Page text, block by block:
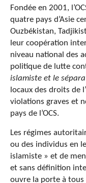
Fondée en 2001,
quatre pays d’Asie
Ouzbékistan,
leur coopération
niveau national des
politique de lutte
islamiste et le
locaux des droits de
violations graves et
pays de l’OCS.
Les régimes
ou des individus en
islamiste » et de
et sans définition
ouvre la porte à tous